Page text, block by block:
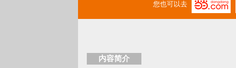
您也可以去
内容简介